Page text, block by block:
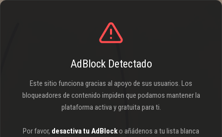
AdBlock Detectado
Este sitio funciona gracias al apoyo de sus usuarios. Los
bloqueadores de contenido impiden que podamos mantener la
plataforma activa y gratuita para ti.
Por favor, desactiva tu AdBlocko añádenos a tu lista blanca